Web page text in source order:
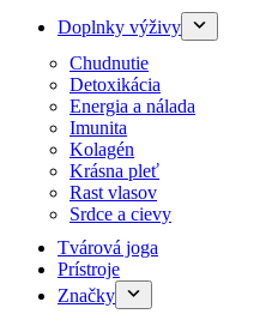
Doplnky výživy
Chudnutie
Detoxikácia
Energia a nálada
Imunita
Kolagén
Krásna pleť
Rast vlasov
Srdce a cievy
Tvárová joga
Prístroje
Značky